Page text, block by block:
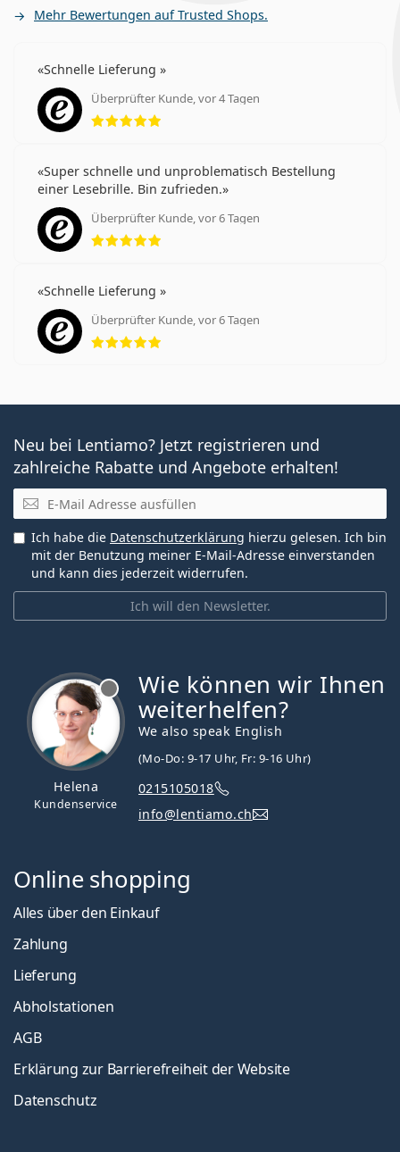
Mehr Bewertungen auf Trusted Shops.
Schnelle Lieferung
Überprüfter Kunde, vor 4 Tagen
Bewertung 5 aus 5
Super schnelle und unproblematisch Bestellung
einer Lesebrille. Bin zufrieden.
Überprüfter Kunde, vor 6 Tagen
Bewertung 5 aus 5
Schnelle Lieferung
Überprüfter Kunde, vor 6 Tagen
Bewertung 5 aus 5
Neu bei Lentiamo? Jetzt registrieren und
zahlreiche Rabatte und Angebote erhalten!
E-Mail
Ich will den Newsletter.
Ich habe die Datenschutzerklärung hierzu gelesen. Ich bin
mit der Benutzung meiner E-Mail-Adresse einverstanden
und kann dies jederzeit widerrufen.
Helena
Kundenservice
Wie können wir Ihnen
weiterhelfen?
We also speak English
(Mo-Do: 9-17 Uhr, Fr: 9-16 Uhr)
0215105018
info@lentiamo.ch
Online shopping
Alles über den Einkauf
Zahlung
Lieferung
Abholstationen
AGB
Erklärung zur Barrierefreiheit der Website
Datenschutz